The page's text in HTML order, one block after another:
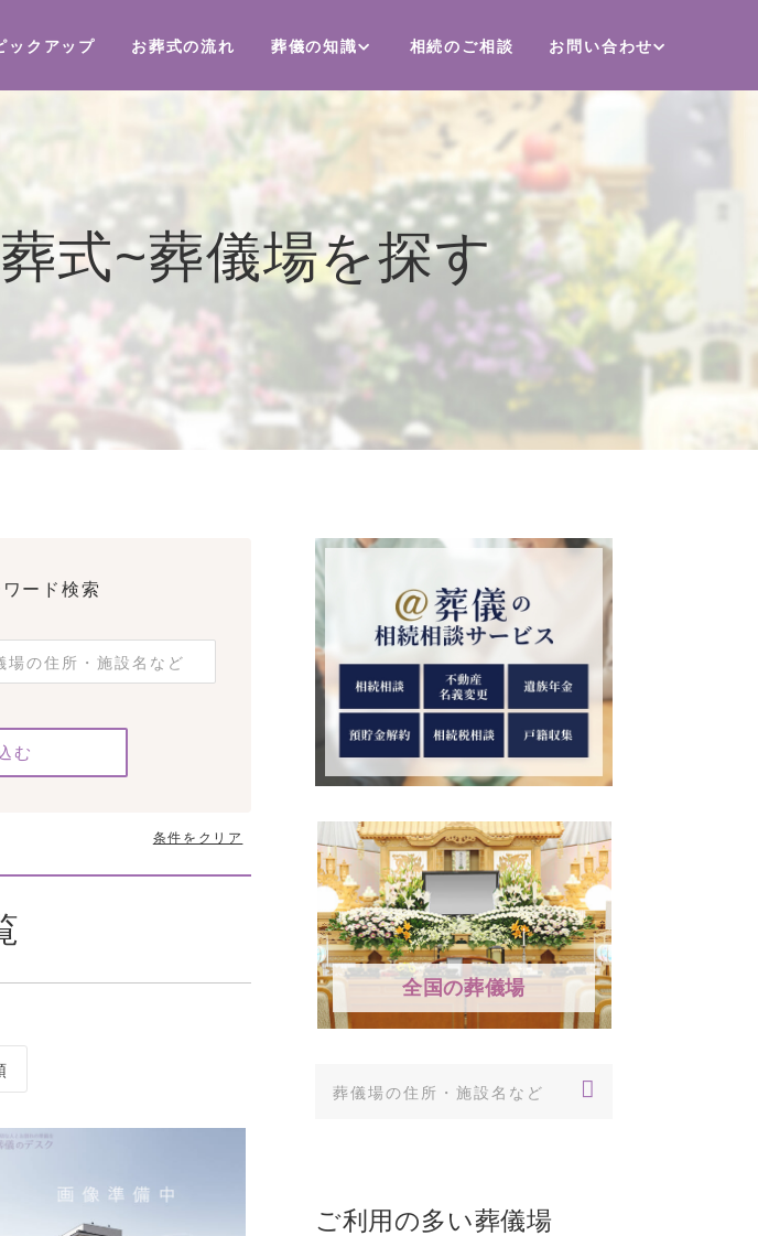
ックアップ お葬式の流れ 葬儀の知識 相続のご相談 お問い合わせ
式~葬儀場を探す
ード検索
条件をクリア
全国の葬儀場
ご利用の多い葬儀場